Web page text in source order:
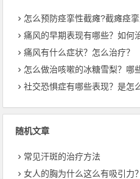
怎么预防痉挛性截瘫?截瘫痉挛怎
痛风的早期表现有哪些？如何
痛风有什么症状？怎么治疗？
怎么做治咳嗽的冰糖雪梨？哪
社交恐惧症有哪些表现？是怎
随机文章
常见汗斑的治疗方法
女人的胸为什么这么有吸引力？